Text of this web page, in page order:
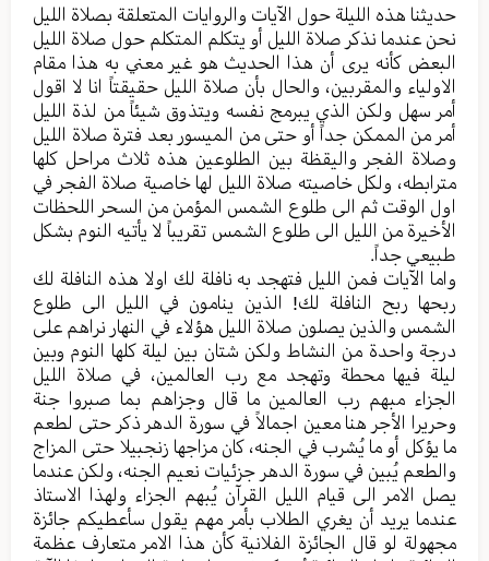
حدیثنا هذه اللیلة حول الآیات والروایات المتعلقة بصلاة اللیل
نحن عندما نذکر صلاة الليل أو یتکلم المتکلم حول صلاة اللیل
البعض کأنه یری أن هذا الحدیث هو غیر معني به هذا مقام
الاولیاء والمقربین، والحال بأن صلاة اللیل حقیقتاً انا لا اقول
أمر سهل ولکن الذي یبرمج نفسه ویتذوق شیئاً من لذة اللیل
أمر من الممکن جدا‌ً أو حتی من المیسور بعد فترة صلاة اللیل
وصلاة الفجر والیقظة بین الطلوعین هذه ثلاث مراحل کلها
مترابطه، ولکل خاصیته صلاة اللیل لها خاصیة صلاة الفجر في
اول الوقت ثم الی طلوع الشمس المؤمن من السحر اللحظات
الأخیرة من اللیل الی طلوع الشمس تقریباً لا یأتیه النوم بشکل
طبیعي جداً.
واما الآیات فمن اللیل فتهجد به نافلة لك اولا هذه النافلة لك
ربحها ربح النافلة لك! الذین ینامون في اللیل الی طلوع
الشمس والذین یصلون صلاة اللیل هؤلاء في النهار نراهم علی
درجة واحدة من النشاط ولکن شتان بین لیلة کلها النوم وبین
لیلة فیها محطة وتهجد مع رب العالمین، في صلاة اللیل
الجزاء مبهم رب العالمین ما قال وجزاهم بما صبروا جنة
وحریرا الأجر هنا معین اجمالاً في سورة الدهر ذکر حتی لطعم
ما یؤکل أو ما یُشرب في الجنه، کان مزاجها زنجبیلا حتی المزاج
والطعم یُبین في سورة الدهر جزئیات نعیم الجنه، ولکن عندما
یصل الامر الی قیام اللیل القرآن یُبهم الجزاء ولهذا الاستاذ
عندما یرید أن یغري الطلاب بأمر مهم یقول سأعطیکم جائزة
مجهولة لو قال الجائزة الفلانیة كأن هذا الامر متعارف عظمة